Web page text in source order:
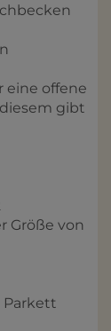
eine offene
gibt
Größe von
Parkett